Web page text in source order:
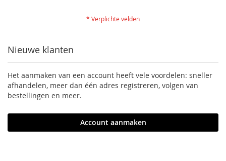
Nieuwe klanten
Het aanmaken van een account heeft vele voordelen: sneller
afhandelen, meer dan één adres registreren, volgen van
bestellingen en meer.
Account aanmaken